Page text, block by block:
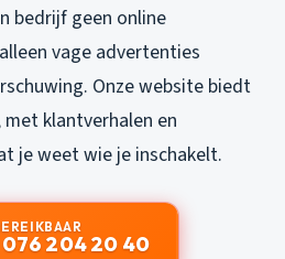
bedrijf geen online
vage advertenties
Onze website biedt
klantverhalen en
je weet wie je inschakelt.
076 204 20 40